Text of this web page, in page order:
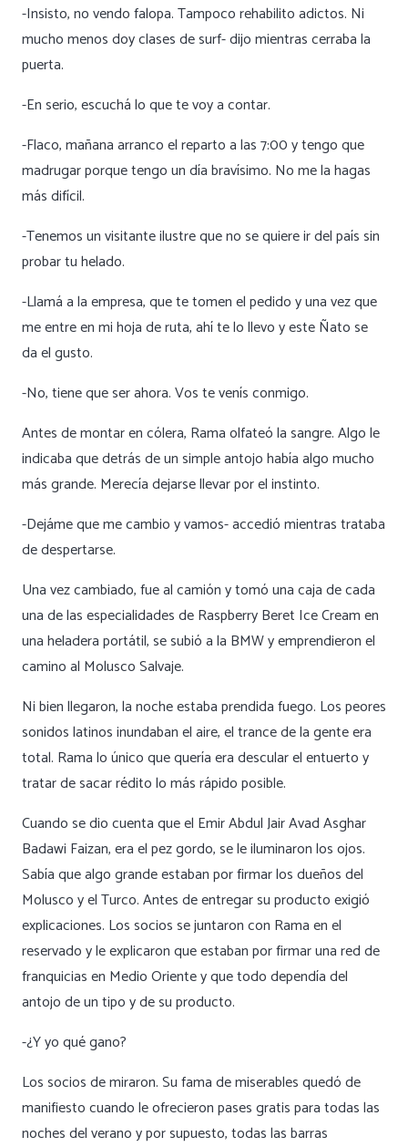
-Insisto, no vendo falopa. Tampoco rehabilito adictos. Ni
mucho menos doy clases de surf- dijo mientras cerraba la
puerta.
-En serio, escuchá lo que te voy a contar.
-Flaco, mañana arranco el reparto a las 7:00 y tengo que
madrugar porque tengo un día bravísimo. No me la hagas
más difícil.
-Tenemos un visitante ilustre que no se quiere ir del país sin
probar tu helado.
-Llamá a la empresa, que te tomen el pedido y una vez que
me entre en mi hoja de ruta, ahí te lo llevo y este Ñato se
da el gusto.
-No, tiene que ser ahora. Vos te venís conmigo.
Antes de montar en cólera, Rama olfateó la sangre. Algo le
indicaba que detrás de un simple antojo había algo mucho
más grande. Merecía dejarse llevar por el instinto.
-Dejáme que me cambio y vamos- accedió mientras trataba
de despertarse.
Una vez cambiado, fue al camión y tomó una caja de cada
una de las especialidades de Raspberry Beret Ice Cream en
una heladera portátil, se subió a la BMW y emprendieron el
camino al Molusco Salvaje.
Ni bien llegaron, la noche estaba prendida fuego. Los peores
sonidos latinos inundaban el aire, el trance de la gente era
total. Rama lo único que quería era descular el entuerto y
tratar de sacar rédito lo más rápido posible.
Cuando se dio cuenta que el Emir Abdul Jair Avad Asghar
Badawi Faizan, era el pez gordo, se le iluminaron los ojos.
Sabía que algo grande estaban por firmar los dueños del
Molusco y el Turco. Antes de entregar su producto exigió
explicaciones. Los socios se juntaron con Rama en el
reservado y le explicaron que estaban por firmar una red de
franquicias en Medio Oriente y que todo dependía del
antojo de un tipo y de su producto.
-¿Y yo qué gano?
Los socios de miraron. Su fama de miserables quedó de
manifiesto cuando le ofrecieron pases gratis para todas las
noches del verano y por supuesto, todas las barras